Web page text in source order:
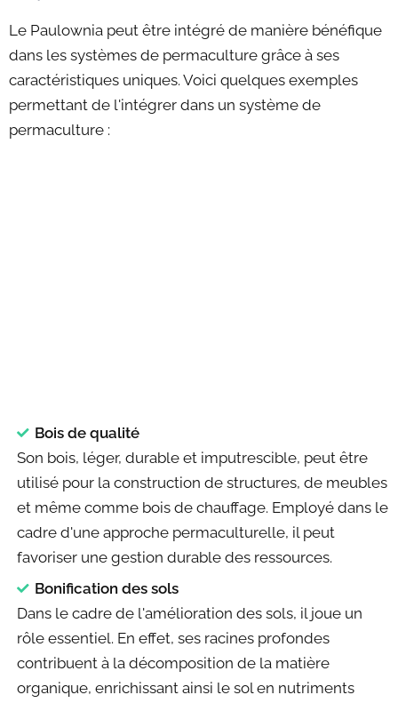
Le Paulownia peut être intégré de manière bénéfique
dans les systèmes de permaculture grâce à ses
caractéristiques uniques. Voici quelques exemples
permettant de l'intégrer dans un système de
permaculture :
Bois de qualité
Son bois, léger, durable et imputrescible, peut être
utilisé pour la construction de structures, de meubles
et même comme bois de chauffage. Employé dans le
cadre d'une approche permaculturelle, il peut
favoriser une gestion durable des ressources.
Bonification des sols
Dans le cadre de l'amélioration des sols, il joue un
rôle essentiel. En effet, ses racines profondes
contribuent à la décomposition de la matière
organique, enrichissant ainsi le sol en nutriments